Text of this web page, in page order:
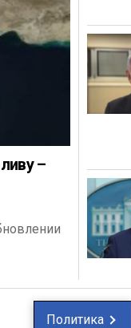
–
Политика